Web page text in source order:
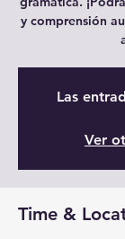
y comprensión
Las
Ver
Time &